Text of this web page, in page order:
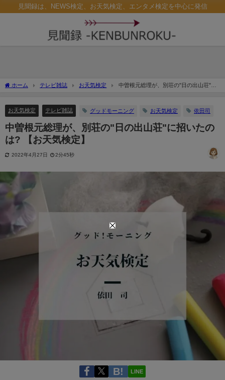
見聞録は、NEWS検定、お天気検定、エンタメ検定を中心に発信
ホーム テレビ雑誌 お天気検定
中曽根元総理が、別荘の"日の出山荘"に
お天気検定 テレビ雑誌 グッドモーニング お天気検定 依田司
中曽根元総理が、別荘の"日の出山荘"に招いたの
は? 【お天気検定】
2022年4月27日 2分45秒
LINE